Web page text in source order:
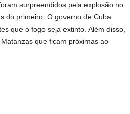
surpreendidos pela explosão no
do primeiro. O governo de Cuba
que o fogo seja extinto. Além disso,
que ficam próximas ao